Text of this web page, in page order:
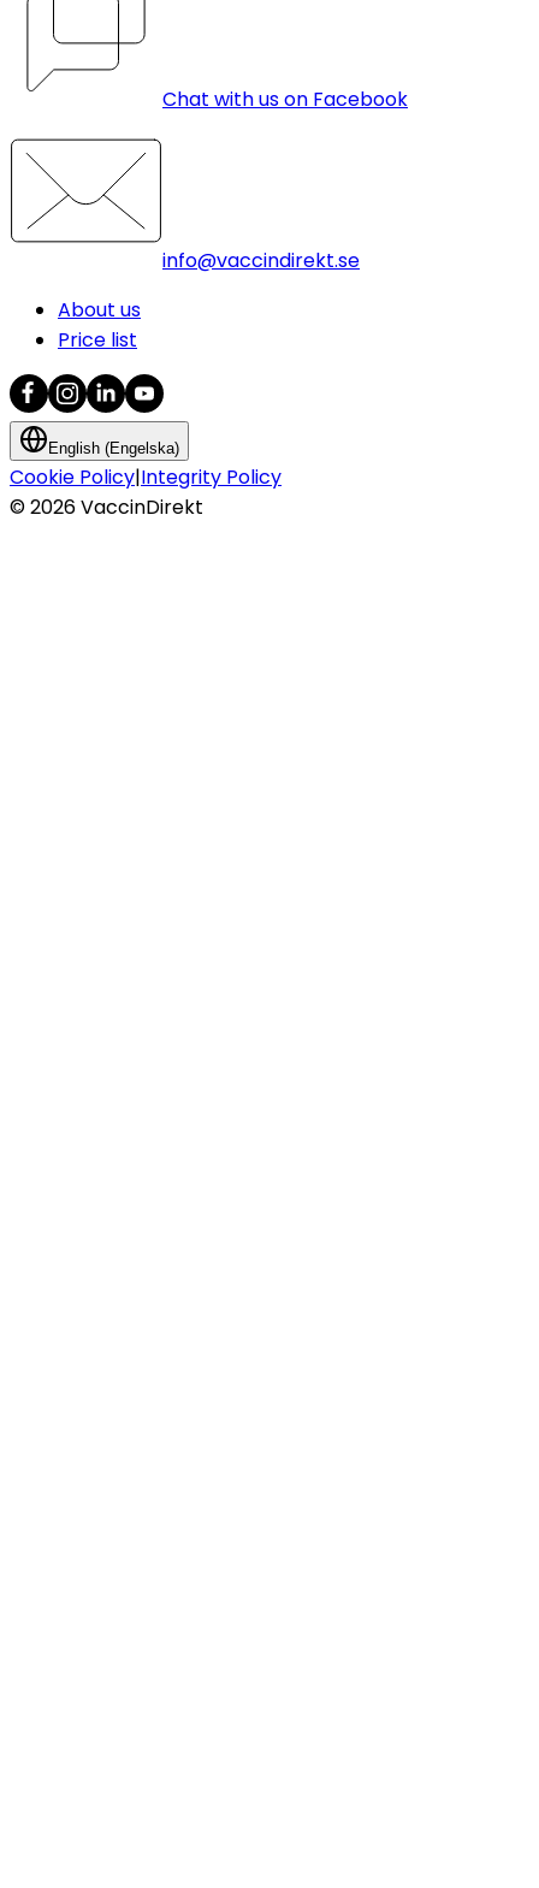
Chat with us on Facebook
info@vaccindirekt.se
About us
Price list
English (Engelska)
Cookie Policy|Integrity Policy
©2026VaccinDirekt